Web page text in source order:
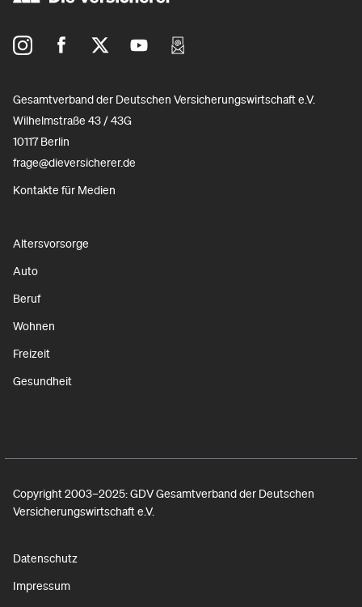
Gesamtverband der Deutschen Versicherungswirtschaft e.V.
Wilhelmstraße 43 / 43G
10117 Berlin
frage@dieversicherer.de
Kontakte für Medien
Altersvorsorge
Auto
Beruf
Wohnen
Freizeit
Gesundheit
Copyright 2003–2025: GDV Gesamtverband der Deutschen
Versicherungswirtschaft e.V.
Datenschutz
Impressum